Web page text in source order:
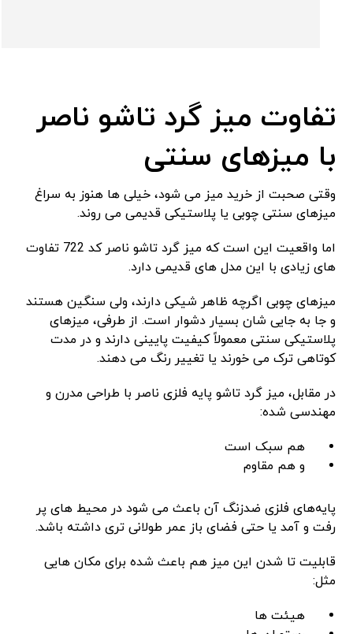
تفاوت میز گرد تاشو ناصر
با میزهای سنتی
وقتی صحبت از خرید میز می‌ شود، خیلی‌ ها هنوز به سراغ
میزهای سنتی چوبی یا پلاستیکی قدیمی می ‌روند.
اما واقعیت این است که میز گرد تاشو ناصر کد 722 تفاوت‌
های زیادی با این مدل‌ های قدیمی دارد.
میزهای چوبی اگرچه ظاهر شیکی دارند، ولی سنگین هستند
و جا به‌ جایی ‌شان بسیار دشوار است. از طرفی، میزهای
پلاستیکی سنتی معمولاً کیفیت پایینی دارند و در مدت
کوتاهی ترک می‌ خورند یا تغییر رنگ می ‌دهند.
در مقابل، میز گرد تاشو پایه فلزی ناصر با طراحی مدرن و
مهندسی ‌شده:
هم سبک است
و هم مقاوم
پایه‌های فلزی ضدزنگ آن باعث می ‌شود در محیط‌ های پر
رفت ‌و آمد یا حتی فضای باز عمر طولانی ‌تری داشته باشد.
قابلیت تا شدن این میز هم باعث شده برای مکان ‌هایی
مثل:
هیئت‌ ها